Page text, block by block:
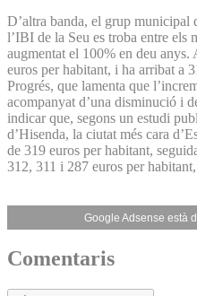
D’altra banda, el grup municipal
l’IBI de la Seu es troba entre els
augmentat el 100% en deu
euros per habitant, i ha arribat a
Progrés, que lamenta que
acompanyat d’una disminució i
indicar que, segons un estudi
d’Hisenda, la ciutat més cara
de 319 euros per habitant,
312, 311 i 287 euros per
Google Adsense està
Comentaris